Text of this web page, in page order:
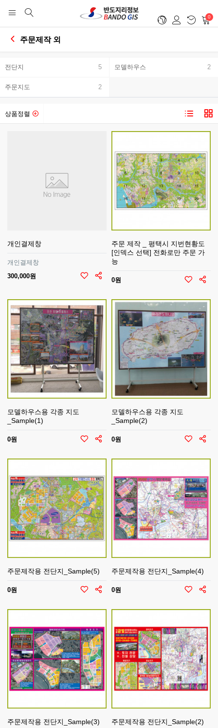
0
주문제작 외
전단지 5 모델하우스 2
주문지도 2
상품정렬
개인결제창
개인결제창
300,000원
주문 제작 _ 평택시 지번현황도
[인덱스 선택] 전화로만 주문 가
능
0원
모델하우스용 각종 지도
_Sample(1)
0원
모델하우스용 각종 지도
_Sample(2)
0원
주문제작용 전단지_Sample(5)
0원
주문제작용 전단지_Sample(4)
0원
주문제작용 전단지_Sample(3) 주문제작용 전단지_Sample(2)